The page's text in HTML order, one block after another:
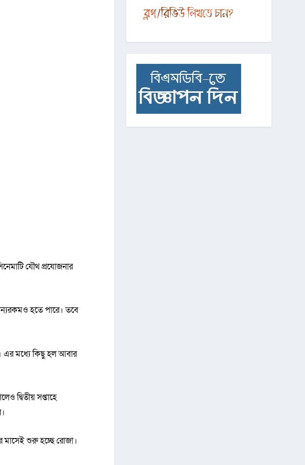
যৌথ প্রযোজনার
হতে পারে। তবে
এর মধ্যে কিছু হল আবার
দ্বিতীয় সপ্তাহে
মাসেই শুরু হচ্ছে রোজা।